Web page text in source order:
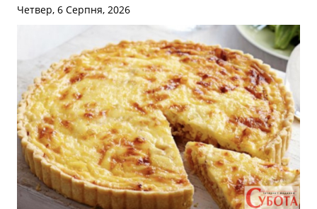
Четвер, 6 Серпня, 2026